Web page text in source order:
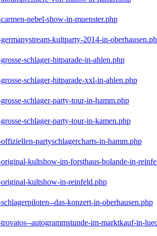
nebel-show-in-muenster.php
kultparty-2014-in-
schlager-hitparade-in-ahlen.php
schlager-hitparade-xxl-in-ahlen.php
schlager-party-tour-in-hamm.php
schlager-party-tour-in-kamen.php
partyschlagercharts-in-hamm.php
kultshow-im-forsthaus-bolande-in-
kultshow-in-reinfeld.php
das-konzert-in-oberhausen.php
autogrammstunde-im-marktkauf-in-